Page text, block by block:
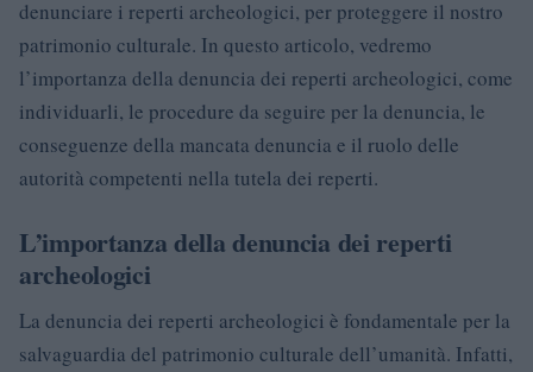
denunciare i reperti archeologici, per proteggere il nostro
patrimonio culturale. In questo articolo, vedremo
l’importanza della denuncia dei reperti archeologici, come
individuarli, le procedure da seguire per la denuncia, le
conseguenze della mancata denuncia e il ruolo delle
autorità competenti nella tutela dei reperti.
L’importanza della denuncia dei reperti
archeologici
La denuncia dei reperti archeologici è fondamentale per la
salvaguardia del patrimonio culturale dell’umanità. Infatti,